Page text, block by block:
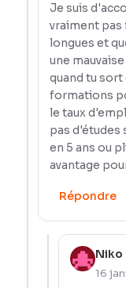
Je suis
vraiment pas
longues et
une
quand tu sort
formations
le taux
pas d'études
en 5 ans ou
avantage
Répondre
Niko
16